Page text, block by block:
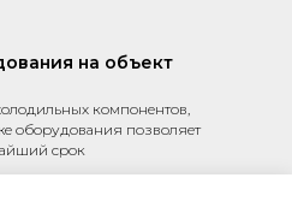
на объект
компонентов,
оборудования позволяет
срок